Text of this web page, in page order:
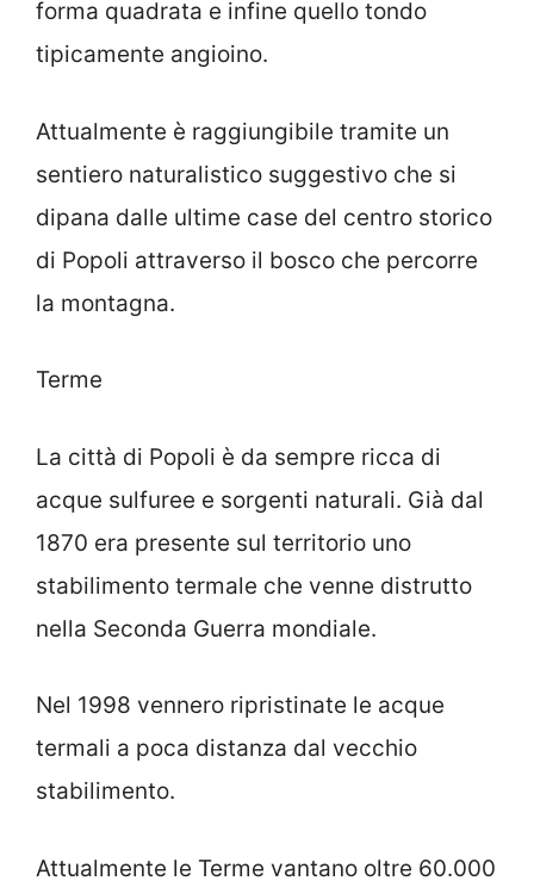
forma quadrata e infine quello tondo
tipicamente angioino.
Attualmente è raggiungibile tramite un
sentiero naturalistico suggestivo che si
dipana dalle ultime case del centro storico
di Popoli attraverso il bosco che percorre
la montagna.
Terme
La città di Popoli è da sempre ricca di
acque sulfuree e sorgenti naturali. Già dal
1870 era presente sul territorio uno
stabilimento termale che venne distrutto
nella Seconda Guerra mondiale.
Nel 1998 vennero ripristinate le acque
termali a poca distanza dal vecchio
stabilimento.
Attualmente le Terme vantano oltre 60.000